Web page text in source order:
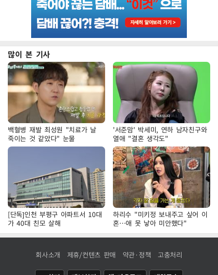
많이 본 기사
백혈병 재발 최성원 "치료가 날
죽이는 것 같았다" 눈물
'서준맘' 박세미, 연하 남자친구와
열애 "결혼 생각도"
[단독]인천 부평구 아파트서 10대
가 40대 친모 살해
하리수 "미키정 보내주고 싶어 이
혼…애 못 낳아 미안했다"
회사소개 제휴/컨텐츠 판매 약관·정책 고충처리